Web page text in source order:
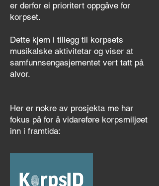
er derfor ei prioritert oppgåve for
korpset.
Dette kjem i tillegg til korpsets
musikalske aktivitetar og viser at
samfunnsengasjementet vert tatt på
alvor.
Her er nokre av prosjekta me har
fokus på for å vidareføre korpsmiljøet
inn i framtida: